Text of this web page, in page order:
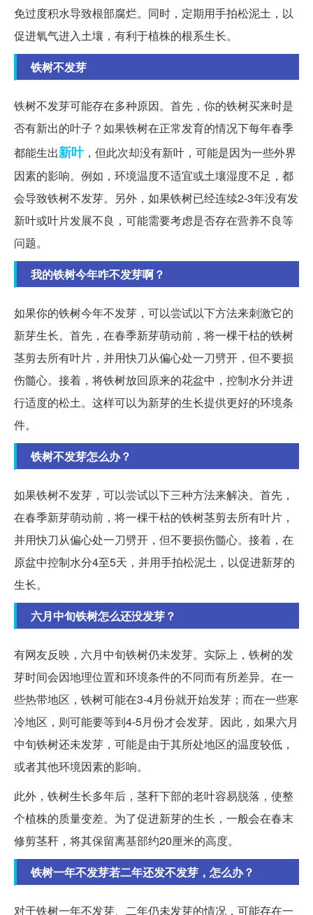
免过度积水导致根部腐烂。同时，定期用手拍松泥土，以
促进氧气进入土壤，有利于植株的根系生长。
铁树不发芽
铁树不发芽可能存在多种原因。首先，你的铁树买来时是
否有新出的叶子？如果铁树在正常发育的情况下每年春季
都能生出新叶，但此次却没有新叶，可能是因为一些外界
因素的影响。例如，环境温度不适宜或土壤湿度不足，都
会导致铁树不发芽。另外，如果铁树已经连续2-3年没有发
新叶或叶片发展不良，可能需要考虑是否存在营养不良等
问题。
我的铁树今年咋不发芽啊？
如果你的铁树今年不发芽，可以尝试以下方法来刺激它的
新芽生长。首先，在春季新芽萌动前，将一棵干枯的铁树
茎剪去所有叶片，并用快刀从偏心处一刀劈开，但不要损
伤髓心。接着，将铁树放回原来的花盆中，控制水分并进
行适度的松土。这样可以为新芽的生长提供更好的环境条
件。
铁树不发芽怎么办？
如果铁树不发芽，可以尝试以下三种方法来解决。首先，
在春季新芽萌动前，将一棵干枯的铁树茎剪去所有叶片，
并用快刀从偏心处一刀劈开，但不要损伤髓心。接着，在
原盆中控制水分4至5天，并用手拍松泥土，以促进新芽的
生长。
六月中旬铁树怎么还没发芽？
有网友反映，六月中旬铁树仍未发芽。实际上，铁树的发
芽时间会因地理位置和环境条件的不同而有所差异。在一
些热带地区，铁树可能在3-4月份就开始发芽；而在一些寒
冷地区，则可能要等到4-5月份才会发芽。因此，如果六月
中旬铁树还未发芽，可能是由于其所处地区的温度较低，
或者其他环境因素的影响。
此外，铁树生长多年后，茎秆下部的老叶容易脱落，使整
个植株的质量变差。为了促进新芽的生长，一般会在春末
修剪茎秆，将其保留离基部约20厘米的高度。
铁树一年不发芽若二年还发不发芽，怎么办？
对于铁树一年不发芽、二年仍未发芽的情况，可能存在一